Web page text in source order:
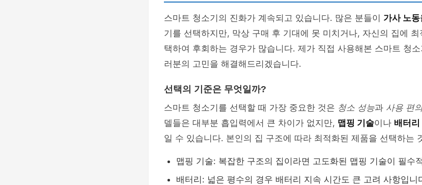
스마트 청소기의 진화가 계속되고 있습니다. 많은 분들이 가사 노
기를 선택하지만, 막상 구매 후 기대에 못 미치거나, 자신의 집에
택하여 후회하는 경우가 많습니다. 제가 직접 사용해본 스마트 청
러분의 고민을 해결해드리겠습니다.
선택의 기준은 무엇일까?
스마트 청소기를 선택할 때 가장 중요한 것은 청소 성능과 사용 편
델들은 대부분 흡입력에서 큰 차이가 없지만, 맵핑 기술이나 배터
일 수 있습니다. 본인의 집 구조에 따라 최적화된 제품을 선택하는
맵핑 기술: 복잡한 구조의 집이라면 고도화된 맵핑 기술이 필수
배터리: 넓은 평수의 경우 배터리 지속 시간도 큰 고려 사항입니